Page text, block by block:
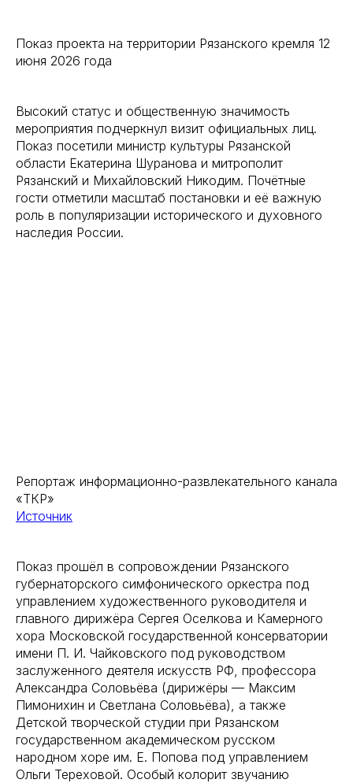
Показ проекта на территории Рязанского кремля 12
июня 2026 года
Высокий статус и общественную значимость
мероприятия подчеркнул визит официальных лиц.
Показ посетили министр культуры Рязанской
области Екатерина Шуранова и митрополит
Рязанский и Михайловский Никодим. Почётные
гости отметили масштаб постановки и её важную
роль в популяризации исторического и духовного
наследия России.
Репортаж информационно-развлекательного канала
«ТКР»
Источник
Показ прошёл в сопровождении Рязанского
губернаторского симфонического оркестра под
управлением художественного руководителя и
главного дирижёра Сергея Оселкова и Камерного
хора Московской государственной консерватории
имени П. И. Чайковского под руководством
заслуженного деятеля искусств РФ, профессора
Александра Соловьёва (дирижёры — Максим
Пимонихин и Светлана Соловьёва), а также
Детской творческой студии при Рязанском
государственном академическом русском
народном хоре им. Е. Попова под управлением
Ольги Тереховой. Особый колорит звучанию